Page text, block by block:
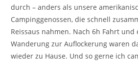
durch – anders als unsere
Campinggenossen, die schnell
Reissaus nahmen. Nach 6h Fahrt und
Wanderung zur Auflockerung waren
wieder zu Hause. Und so gerne ich